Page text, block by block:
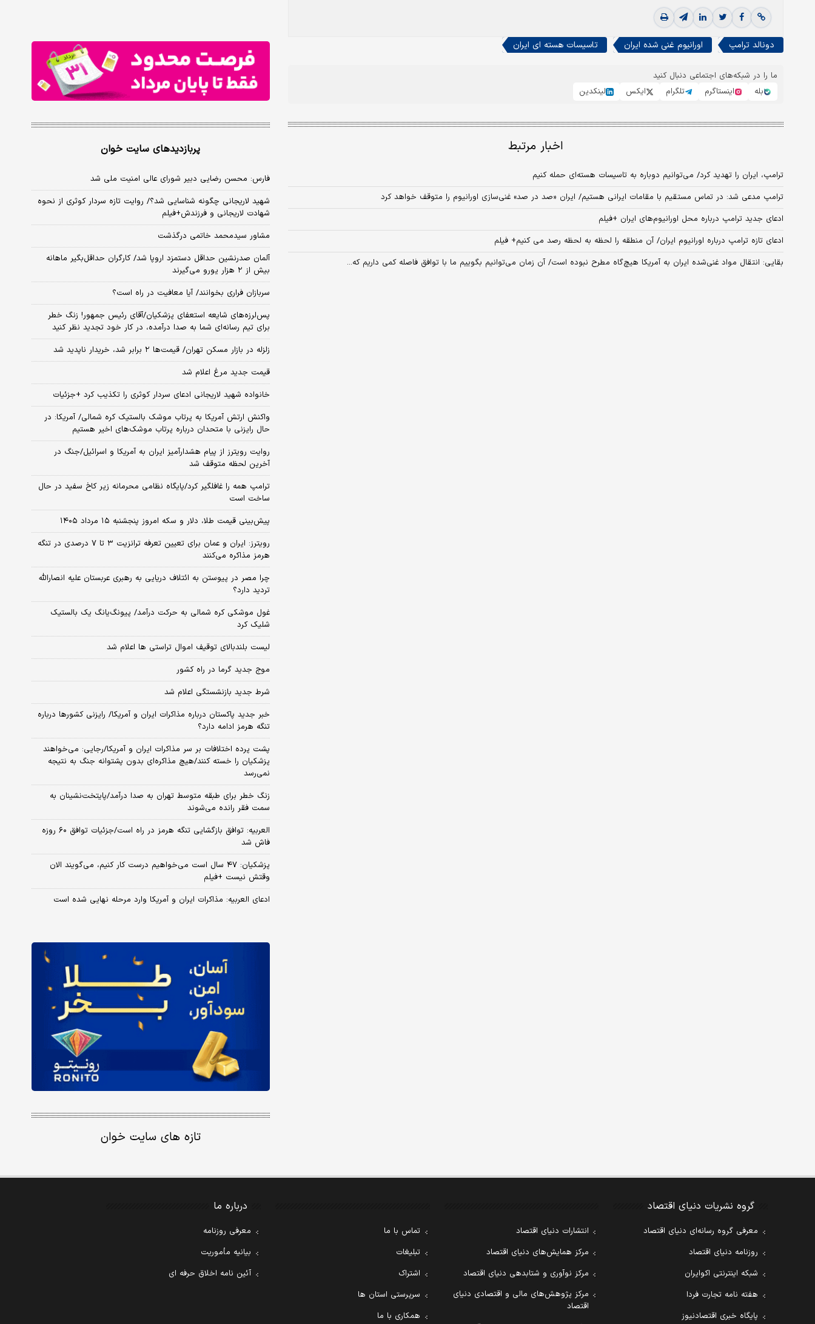
دونالد ترامپ اورانیوم غنی شده ایران تاسیسات هسته ای ایران
ما را در شبکه‌های اجتماعی دنبال کنید
بله
اینستاگرم تلگرام ایکس لینکدین
اخبار مرتبط
ترامپ، ایران را تهدید کرد/ می‌توانیم دوباره به تاسیسات هسته‌ای حمله کنیم
ترامپ مدعی شد: در تماس مستقیم با مقامات ایرانی هستیم/ ایران «صد در صد» غنی‌سازی اورانیوم را متوقف خواهد کرد
ادعای جدید ترامپ درباره محل اورانیوم‌های ایران +فیلم
ادعای تازه ترامپ درباره اورانیوم‌ ایران/ آن منطقه را لحظه به لحظه رصد می کنیم+ فیلم
بقایی: انتقال مواد غنی‌شده ایران به آمریکا هیچ‌گاه مطرح نبوده است/ آن زمان می‌توانیم بگوییم ما با توافق فاصله کمی داریم که...
پربازدیدهای سایت خوان
فارس: محسن رضایی دبیر شورای عالی امنیت ملی شد
شهید لاریجانی چگونه شناسایی شد؟/ روایت تازه سردار کوثری از نحوه
شهادت لاریجانی و فرزندش+فیلم
مشاور سیدمحمد خاتمی درگذشت
آلمان صدرنشین حداقل دستمزد اروپا شد/ کارگران حداقل‌بگیر ماهانه
بیش از ۲ هزار یورو می‌گیرند
سربازان فراری بخوانند/ آیا معافیت در راه است؟
پس‌لرزه‌های شایعه استعفای پزشکیان/آقای رئیس جمهور! زنگ خطر
برای تیم رسانه‌ای شما به صدا درآمده، در کار خود تجدید نظر کنید
زلزله در بازار مسکن تهران/ قیمت‌ها ۲ برابر شد، خریدار ناپدید شد
قیمت جدید مرغ اعلام شد
خانواده شهید لاریجانی ادعای سردار کوثری را تکذیب کرد +جزئیات
واکنش ارتش آمریکا به پرتاب موشک بالستیک کره شمالی/ آمریکا: در
حال رایزنی با متحدان درباره پرتاب موشک‌های اخیر هستیم
روایت رویترز از پیام هشدارآمیز ایران به آمریکا و اسرائیل/جنگ در
آخرین لحظه متوقف شد
ترامپ همه را غافلگیر کرد/پایگاه نظامی محرمانه زیر کاخ سفید در حال
ساخت است
پیش‌بینی قیمت طلا، دلار و سکه امروز پنجشنبه ۱۵ مرداد ۱۴۰۵
رویترز: ایران و عمان برای تعیین تعرفه ترانزیت ۳ تا ۷ درصدی در تنگه
هرمز مذاکره می‌کنند
چرا مصر در پیوستن به ائتلاف دریایی به رهبری عربستان علیه انصارالله
تردید دارد؟
غول موشکی کره شمالی به حرکت درآمد/ پیونگ‌یانگ یک بالستیک
شلیک کرد
لیست بلندبالای توقیف اموال تراستی ها اعلام شد
موج جدید گرما در راه کشور
شرط جدید بازنشستگی اعلام شد
خبر جدید پاکستان درباره مذاکرات ایران و آمریکا/ رایزنی کشورها درباره
تنگه هرمز ادامه دارد؟
پشت پرده اختلافات بر سر مذاکرات ایران و آمریکا/رجایی: می‌خواهند
پزشکیان را خسته کنند/هیچ مذاکره‌ای بدون پشتوانه جنگ به نتیجه
نمی‌رسد
زنگ خطر برای طبقه متوسط تهران به صدا درآمد/پایتخت‌نشینان به
سمت فقر رانده می‌شوند
العربیه: توافق بازگشایی تنگه هرمز در راه است/جزئیات توافق ۶۰ روزه
فاش شد
پزشکیان: ۴۷ سال است می‌خواهیم درست کار کنیم، می‌گویند الان
وقتش نیست +فیلم
ادعای العربیه: مذاکرات ایران و آمریکا وارد مرحله نهایی شده است
تازه های سایت خوان
گروه نشریات دنیای اقتصاد
معرفی گروه رسانه‌ای دنیای اقتصاد
روزنامه دنیای اقتصاد
شبکه اینترنتی اکوایران
هفته نامه تجارت فردا
پایگاه خبری اقتصادنیوز
انتشارات دنیای اقتصاد
مرکز همایش‌های دنیای اقتصاد
مرکز نوآوری و شتابدهی دنیای اقتصاد
مرکز پژوهش‌های مالی و اقتصادی دنیای
اقتصاد
تماس با ما
تبلیغات
اشتراک
سرپرستی استان ها
همکاری با ما
درباره ما
معرفی روزنامه
بیانیه مأموریت
آئین نامه اخلاق حرفه ای